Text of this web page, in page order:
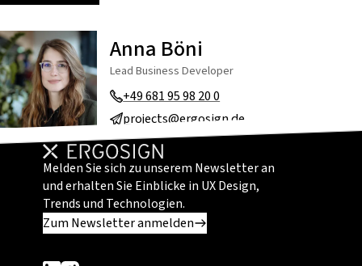
Anna Böni
Lead Business Developer
+49 681 95 98 20 0
projects@ergosign.de
Melden Sie sich zu unserem Newsletter an
und erhalten Sie Einblicke in UX Design,
Trends und Technologien.
Zum Newsletter anmelden